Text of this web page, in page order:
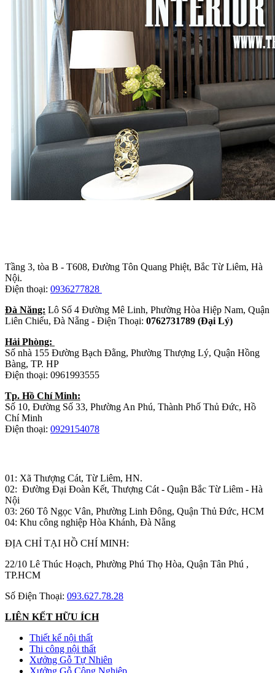
Tầng 3, tòa B - T608, Đường Tôn Quang Phiệt, Bắc Từ Liêm, Hà
Nội.
Điện thoại: 0936277828
Đà Năng: Lô Số 4 Đường Mê Linh, Phường Hòa Hiệp Nam, Quận
Liên Chiểu, Đà Nẵng - Điện Thoại: 0762731789 (Đại Lý)
Hải Phòng:
Số nhà 155 Đường Bạch Đằng, Phường Thượng Lý, Quận Hồng
Bàng, TP. HP
Điện thoại: 0961993555
Tp. Hồ Chí Minh:
Số 10, Đường Số 33, Phường An Phú, Thành Phố Thủ Đức, Hồ
Chí Minh
Điện thoại: 0929154078
01: Xã Thượng Cát, Từ Liêm, HN.
02: Đường Đại Đoàn Kết, Thượng Cát - Quận Bắc Từ Liêm - Hà
Nội
03: 260 Tô Ngọc Vân, Phường Linh Đông, Quận Thủ Đức, HCM
04: Khu công nghiệp Hòa Khánh, Đà Nẵng
ĐỊA CHỈ TẠI HỒ CHÍ MINH:
22/10 Lê Thúc Hoạch, Phường Phú Thọ Hòa, Quận Tân Phú ,
TP.HCM
Số Điện Thoại: 093.627.78.28
LIÊN KẾT HỮU ÍCH
Thiết kế nội thất
Thi công nội thất
Xưởng Gỗ Tự Nhiên
Xưởng Gỗ Công Nghiệp